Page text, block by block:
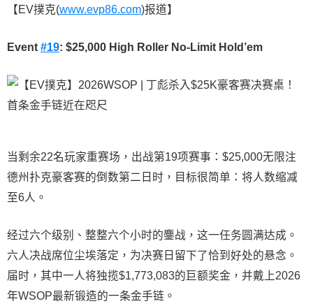
【EV撲克(www.evp86.com)报道】
Event #19: $25,000 High Roller No-Limit Hold’em
当剩余22名玩家重赛场，出战第19项赛事：$25,000无限注
德州扑克豪客赛的倒数第二日时，目标很简单：将人数缩减
至6人。
经过六个级别、整整六个小时的鏖战，这一任务圆满达成。
六人决战席位尘埃落定，为决赛日留下了恰到好处的悬念。
届时，其中一人将独揽$1,773,083的巨额奖金，并戴上2026
年WSOP最新锻造的一条金手链。